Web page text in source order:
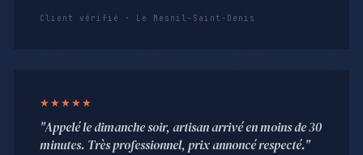
Client vérifié · Le Mesnil-Saint-Denis
★★★★★
"Appelé le dimanche soir, artisan arrivé en moins de 30
minutes. Très professionnel, prix annoncé respecté."